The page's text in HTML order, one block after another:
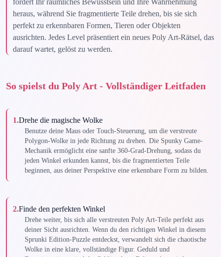
fordert Ihr räumliches Bewusstsein und Ihre Wahrnehmung
heraus, während Sie fragmentierte Teile drehen, bis sie sich
perfekt zu erkennbaren Formen, Tieren oder Objekten
ausrichten. Jedes Level präsentiert ein neues Poly Art-Rätsel, das
darauf wartet, gelöst zu werden.
So spielst du Poly Art - Vollständiger Leitfaden
1.Drehe die magische Wolke
Benutze deine Maus oder Touch-Steuerung, um die verstreute
Polygon-Wolke in jede Richtung zu drehen. Die Spunky Game-
Mechanik ermöglicht eine sanfte 360-Grad-Drehung, sodass du
jeden Winkel erkunden kannst, bis die fragmentierten Teile
beginnen, aus deiner Perspektive eine erkennbare Form zu bilden.
2.Finde den perfekten Winkel
Drehe weiter, bis sich alle verstreuten Poly Art-Teile perfekt aus
deiner Sicht ausrichten. Wenn du den richtigen Winkel in diesem
Sprunki Edition-Puzzle entdeckst, verwandelt sich die chaotische
Wolke in eine klare, vollständige Figur. Geduld und